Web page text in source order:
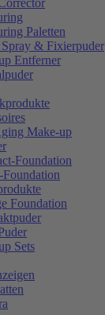
Paletten
& Fixierpuder
Entferner
Make-up
Foundation
Foundation
Foundation
Sets